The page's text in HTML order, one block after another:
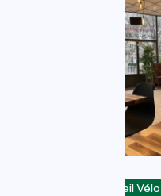
Accueil Vélo